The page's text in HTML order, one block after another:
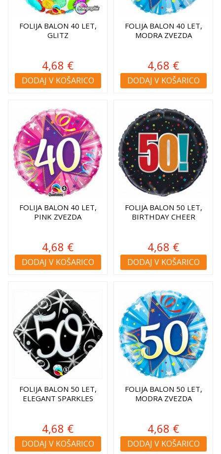
FOLIJA BALON 40 LET,
GLITZ
4,68 €
DODAJ V KOŠARICO
FOLIJA BALON 40 LET,
MODRA ZVEZDA
4,68 €
DODAJ V KOŠARICO
FOLIJA BALON 40 LET,
PINK ZVEZDA
4,68 €
DODAJ V KOŠARICO
FOLIJA BALON 50 LET,
BIRTHDAY CHEER
4,68 €
DODAJ V KOŠARICO
FOLIJA BALON 50 LET,
ELEGANT SPARKLES
4,68 €
DODAJ V KOŠARICO
FOLIJA BALON 50 LET,
MODRA ZVEZDA
4,68 €
DODAJ V KOŠARICO